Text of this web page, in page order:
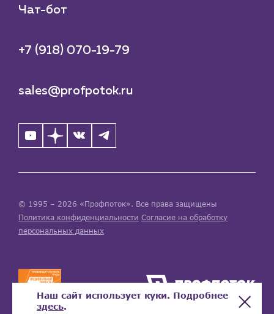
Чат-бот
+7 (918) 070-19-79
sales@profpotok.ru
© 1995 – 2026 «Профпоток». Все права защищены
Политика конфиденциальности Согласие на обработку
персональных данных
Наш сайт использует куки. Подробнее
здесь.